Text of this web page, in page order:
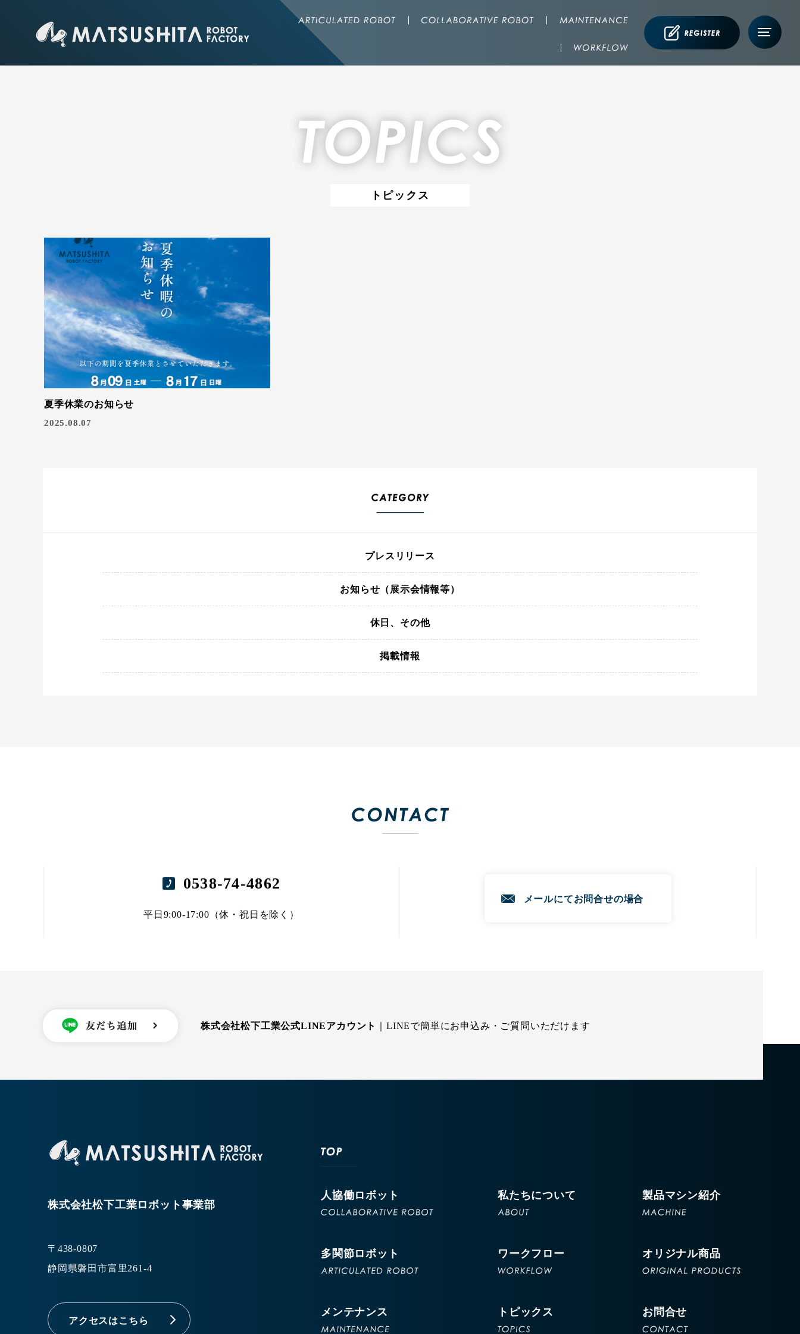
トピックス
夏季休業のお知らせ
2025.08.07
プレスリリース
お知らせ（展示会情報等）
休日、その他
掲載情報
0538-74-4862
平日9:00-17:00（休・祝日を除く）
メールにてお問合せの場合
株式会社松下工業公式LINEアカウント LINEで簡単にお申込み・ご質問いただけます
株式会社松下工業ロボット事業部
〒438-0807
静岡県磐田市富里261-4
アクセスはこちら
人協働ロボット
多関節ロボット
メンテナンス
私たちについて
ワークフロー
トピックス
製品マシン紹介
オリジナル商品
お問合せ